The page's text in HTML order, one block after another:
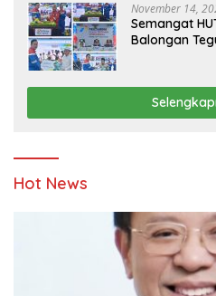
November 14,
Semangat
Balongan
Pendidikan
Hot News